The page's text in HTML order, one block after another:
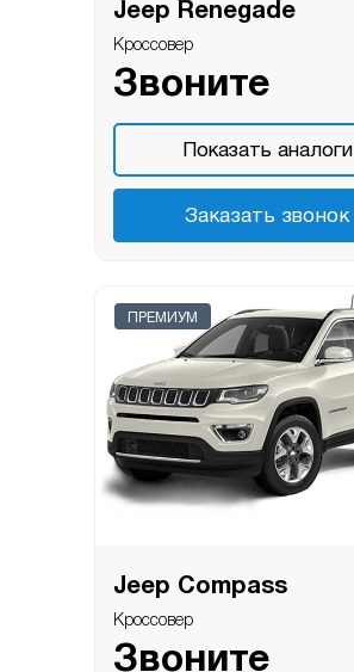
Jeep Renegade
Кроссовер
Звоните
Показать аналоги
Заказать звонок
ПРЕМИУМ
Jeep Compass
Кроссовер
Звоните